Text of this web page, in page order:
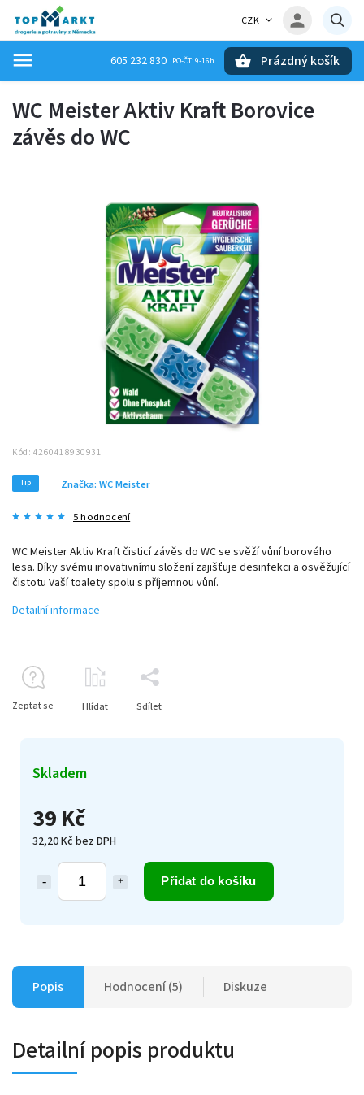
CZK
605 232 830 Prázdný košík
WC Meister Aktiv Kraft Borovice
závěs do WC
Kód: 4260418930931
Tip
5 hodnocení
Značka: WC Meister
39 Kč
32,20 Kč bez DPH
Přidat do košíku
Skladem
WC Meister Aktiv Kraft čisticí závěs do WC se svěží vůní borového
lesa. Díky svému inovativnímu složení zajišťuje desinfekci a osvěžující
čistotu Vaší toalety spolu s příjemnou vůní.
Detailní informace
Zeptat se Hlídat Sdílet
Popis Hodnocení (5) Diskuze
Detailní popis produktu